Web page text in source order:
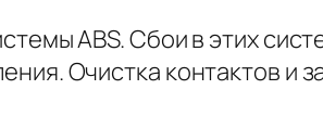
ABS. Сбои в этих
Очистка контактов и